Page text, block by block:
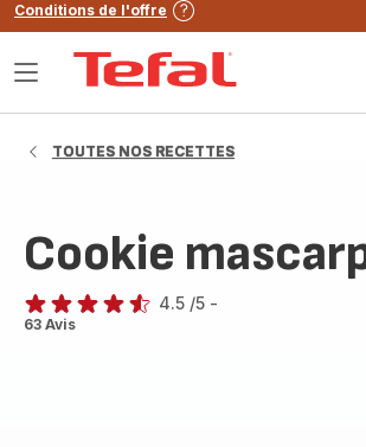
Conditions de l'offre
Ouvrir
TOUTES NOS RECETTES
Cookie
ratings.4.5
4.5 /5 -
63 Avis